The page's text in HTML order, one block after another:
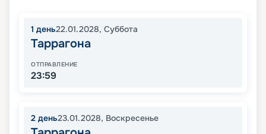
1 день22.01.2028, Суббота
Таррагона
ОТПРАВЛЕНИЕ
23:59
2 день23.01.2028, Воскресенье